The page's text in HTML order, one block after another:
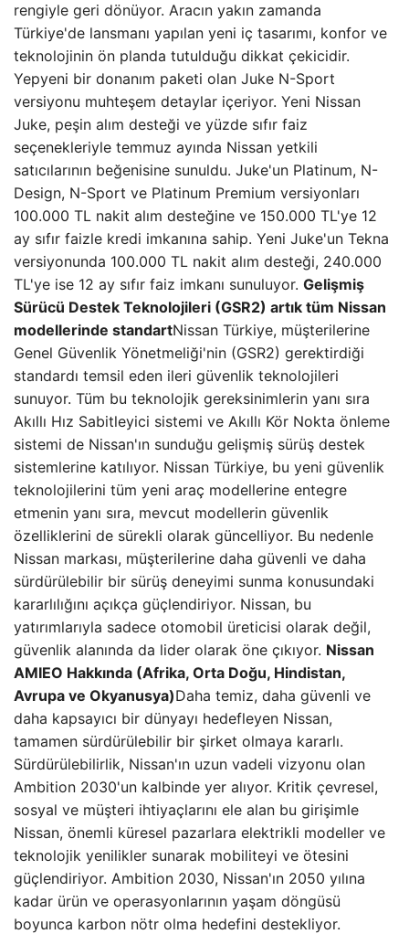
rengiyle geri dönüyor. Aracın yakın zamanda
Türkiye'de lansmanı yapılan yeni iç tasarımı, konfor ve
teknolojinin ön planda tutulduğu dikkat çekicidir.
Yepyeni bir donanım paketi olan Juke N-Sport
versiyonu muhteşem detaylar içeriyor. Yeni Nissan
Juke, peşin alım desteği ve yüzde sıfır faiz
seçenekleriyle temmuz ayında Nissan yetkili
satıcılarının beğenisine sunuldu. Juke'un Platinum, N-
Design, N-Sport ve Platinum Premium versiyonları
100.000 TL nakit alım desteğine ve 150.000 TL'ye 12
ay sıfır faizle kredi imkanına sahip. Yeni Juke'un Tekna
versiyonunda 100.000 TL nakit alım desteği, 240.000
TL'ye ise 12 ay sıfır faiz imkanı sunuluyor. Gelişmiş
Sürücü Destek Teknolojileri (GSR2) artık tüm Nissan
modellerinde standartNissan Türkiye, müşterilerine
Genel Güvenlik Yönetmeliği'nin (GSR2) gerektirdiği
standardı temsil eden ileri güvenlik teknolojileri
sunuyor. Tüm bu teknolojik gereksinimlerin yanı sıra
Akıllı Hız Sabitleyici sistemi ve Akıllı Kör Nokta önleme
sistemi de Nissan'ın sunduğu gelişmiş sürüş destek
sistemlerine katılıyor. Nissan Türkiye, bu yeni güvenlik
teknolojilerini tüm yeni araç modellerine entegre
etmenin yanı sıra, mevcut modellerin güvenlik
özelliklerini de sürekli olarak güncelliyor. Bu nedenle
Nissan markası, müşterilerine daha güvenli ve daha
sürdürülebilir bir sürüş deneyimi sunma konusundaki
kararlılığını açıkça güçlendiriyor. Nissan, bu
yatırımlarıyla sadece otomobil üreticisi olarak değil,
güvenlik alanında da lider olarak öne çıkıyor. Nissan
AMIEO Hakkında (Afrika, Orta Doğu, Hindistan,
Avrupa ve Okyanusya)Daha temiz, daha güvenli ve
daha kapsayıcı bir dünyayı hedefleyen Nissan,
tamamen sürdürülebilir bir şirket olmaya kararlı.
Sürdürülebilirlik, Nissan'ın uzun vadeli vizyonu olan
Ambition 2030'un kalbinde yer alıyor. Kritik çevresel,
sosyal ve müşteri ihtiyaçlarını ele alan bu girişimle
Nissan, önemli küresel pazarlara elektrikli modeller ve
teknolojik yenilikler sunarak mobiliteyi ve ötesini
güçlendiriyor. Ambition 2030, Nissan'ın 2050 yılına
kadar ürün ve operasyonlarının yaşam döngüsü
boyunca karbon nötr olma hedefini destekliyor.